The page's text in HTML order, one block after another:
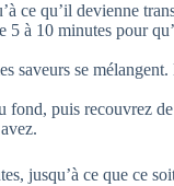
ce qu’il devienne
5 à 10 minutes pour
saveurs se
fond, puis recouvrez
jusqu’à ce que ce